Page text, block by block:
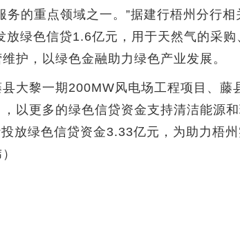
的重点领域之一。”据建行梧州分行相
绿色信贷1.6亿元，用于天然气的采购
护，以绿色金融助力绿色产业发展。
黎一期200MW风电场工程项目、藤
以更多的绿色信贷资金支持清洁能源和
放绿色信贷资金3.33亿元，为助力梧州